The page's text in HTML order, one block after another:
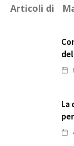
Articoli di
La